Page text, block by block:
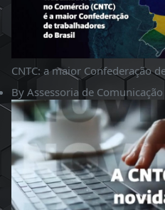
CNTC: a maior Confederação
By Assessoria de Comunicação